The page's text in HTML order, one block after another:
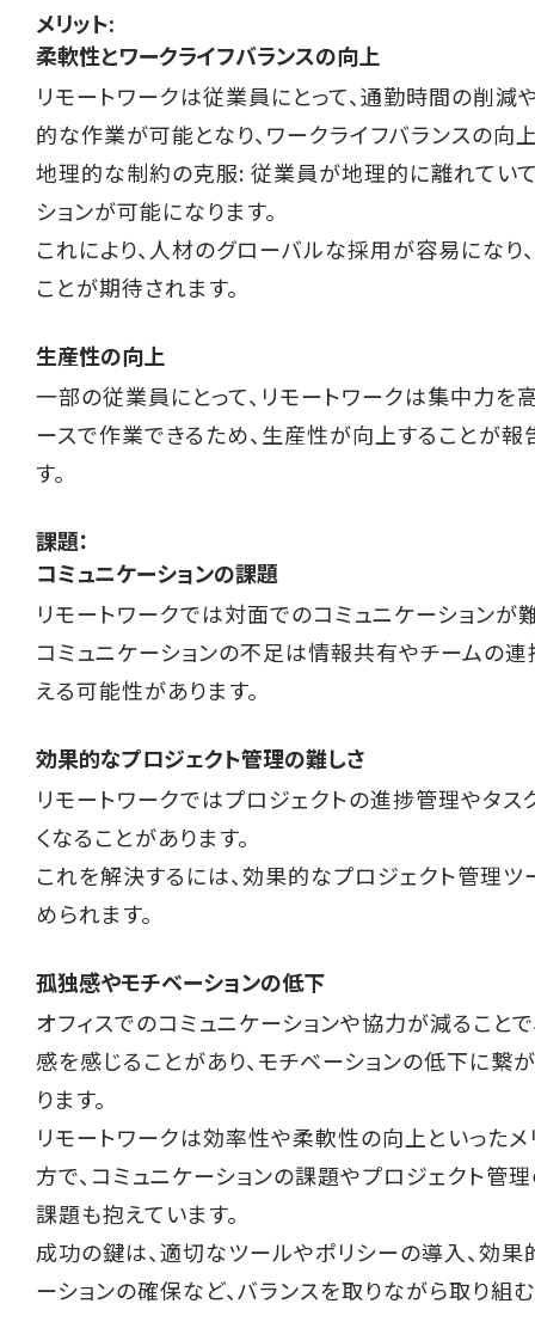
メリット:
柔軟性とワークライフバランスの向上
リモートワークは従業員にとって、通勤時間の削減
的な作業が可能となり、ワークライフバランスの向
地理的な制約の克服: 従業員が地理的に離れてい
ションが可能になります。
これにより、人材のグローバルな採用が容易になり
ことが期待されます。
生産性の向上
一部の従業員にとって、リモートワークは集中力を
ースで作業できるため、生産性が向上することが報
す。
課題：
コミュニケーションの課題
リモートワークでは対面でのコミュニケーションが
コミュニケーションの不足は情報共有やチームの
える可能性があります。
効果的なプロジェクト管理の難しさ
リモートワークではプロジェクトの進捗管理やタ
くなることがあります。
これを解決するには、効果的なプロジェクト管理
められます。
孤独感やモチベーションの低下
オフィスでのコミュニケーションや協力が減ること
感を感じることがあり、モチベーションの低下に繋
ります。
リモートワークは効率性や柔軟性の向上といったメ
方で、コミュニケーションの課題やプロジェクト管
課題も抱えています。
成功の鍵は、適切なツールやポリシーの導入、効果
ーションの確保など、バランスを取りながら取り組む